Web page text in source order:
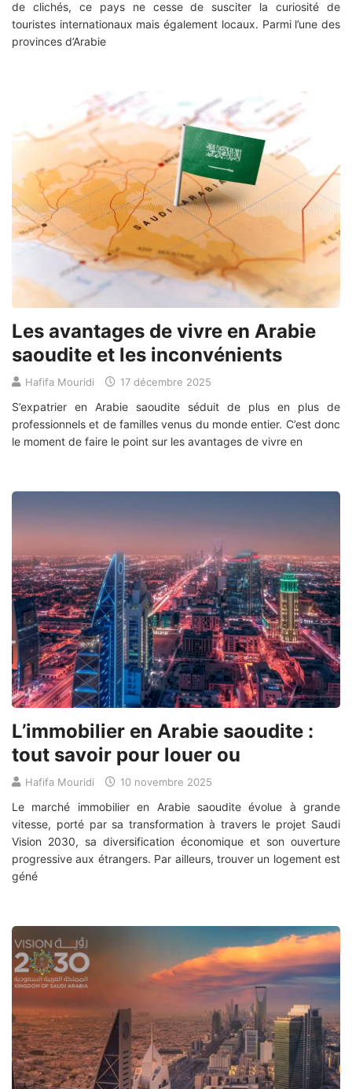
de clichés, ce pays ne cesse de susciter la curiosité de
touristes internationaux mais également locaux. Parmi l’une des
provinces d’Arabie
Les avantages de vivre en Arabie
saoudite et les inconvénients
Hafifa Mouridi 17 décembre 2025
S’expatrier en Arabie saoudite séduit de plus en plus de
professionnels et de familles venus du monde entier. C’est donc
le moment de faire le point sur les avantages de vivre en
L’immobilier en Arabie saoudite :
tout savoir pour louer ou
Hafifa Mouridi 10 novembre 2025
Le marché immobilier en Arabie saoudite évolue à grande
vitesse, porté par sa transformation à travers le projet Saudi
Vision 2030, sa diversification économique et son ouverture
progressive aux étrangers. Par ailleurs, trouver un logement est
géné